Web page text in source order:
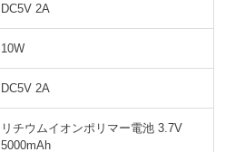
DC5V 2A
10W
DC5V 2A
リチウムイオンポリマー電池 3.7V
5000mAh